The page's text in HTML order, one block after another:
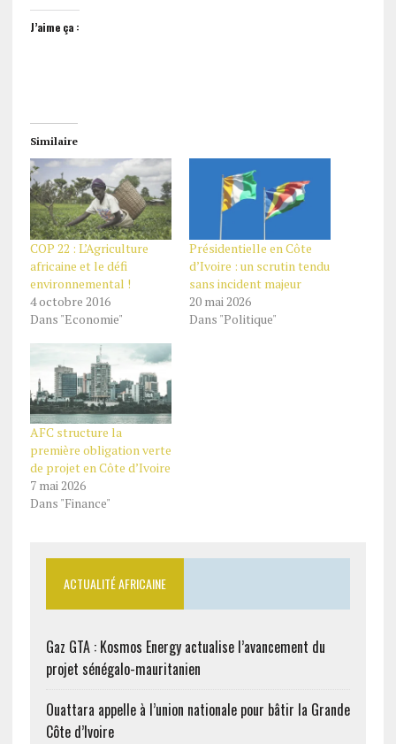
J’aime ça :
Similaire
COP 22 : L’Agriculture
africaine et le défi
environnemental !
4 octobre 2016
Dans "Economie"
Présidentielle en Côte
d’Ivoire : un scrutin tendu
sans incident majeur
20 mai 2026
Dans "Politique"
AFC structure la
première obligation verte
de projet en Côte d’Ivoire
7 mai 2026
Dans "Finance"
ACTUALITÉ AFRICAINE
Gaz GTA : Kosmos Energy actualise l’avancement du
projet sénégalo-mauritanien
Ouattara appelle à l’union nationale pour bâtir la Grande
Côte d’Ivoire